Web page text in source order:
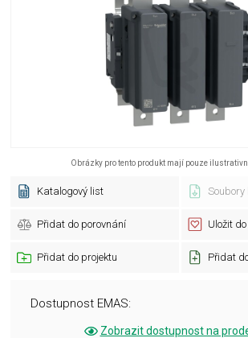
Obrázky pro tento produkt mají pouze
Katalogový list Soubory
Přidat do porovnání Uložit
Přidat do projektu Přidat
Dostupnost EMAS:
Zobrazit dostupnost na